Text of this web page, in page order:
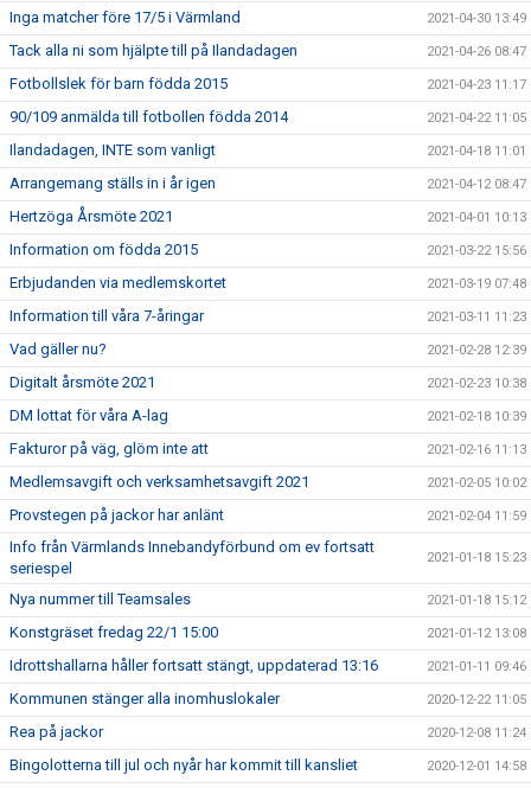
Inga matcher före 17/5 i Värmland 2021-04-30 13:49
Tack alla ni som hjälpte till på Ilandadagen 2021-04-26 08:47
Fotbollslek för barn födda 2015 2021-04-23 11:17
90/109 anmälda till fotbollen födda 2014 2021-04-22 11:05
Ilandadagen, INTE som vanligt 2021-04-18 11:01
Arrangemang ställs in i år igen 2021-04-12 08:47
Hertzöga Årsmöte 2021 2021-04-01 10:13
Information om födda 2015 2021-03-22 15:56
Erbjudanden via medlemskortet 2021-03-19 07:48
Information till våra 7-åringar 2021-03-11 11:23
Vad gäller nu? 2021-02-28 12:39
Digitalt årsmöte 2021 2021-02-23 10:38
DM lottat för våra A-lag 2021-02-18 10:39
Fakturor på väg, glöm inte att 2021-02-16 11:13
Medlemsavgift och verksamhetsavgift 2021 2021-02-05 10:02
Provstegen på jackor har anlänt 2021-02-04 11:59
Info från Värmlands Innebandyförbund om ev fortsatt
seriespel
2021-01-18 15:23
Nya nummer till Teamsales 2021-01-18 15:12
Konstgräset fredag 22/1 15:00 2021-01-12 13:08
Idrottshallarna håller fortsatt stängt, uppdaterad 13:16 2021-01-11 09:46
Kommunen stänger alla inomhuslokaler 2020-12-22 11:05
Rea på jackor 2020-12-08 11:24
Bingolotterna till jul och nyår har kommit till kansliet 2020-12-01 14:58